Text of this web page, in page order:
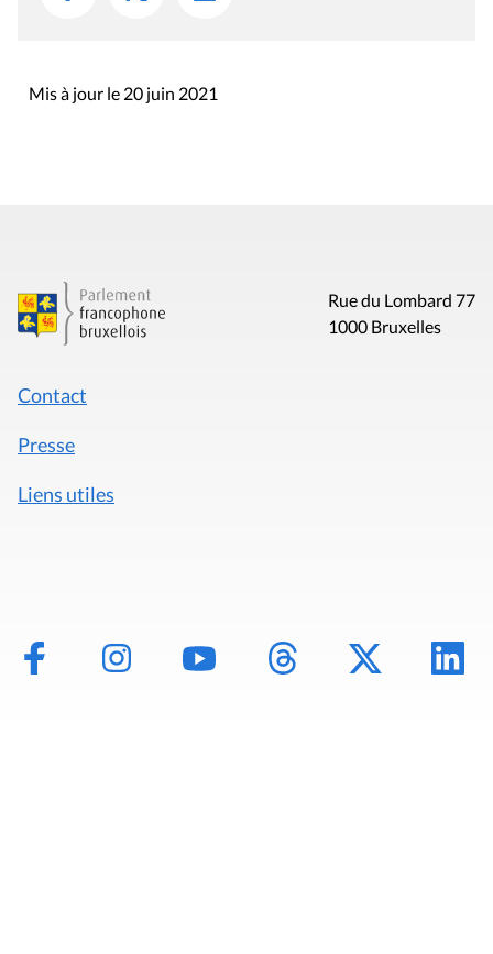
Mis à jour le 20 juin 2021
Rue du Lombard 77
1000 Bruxelles
Contact
Presse
Liens utiles